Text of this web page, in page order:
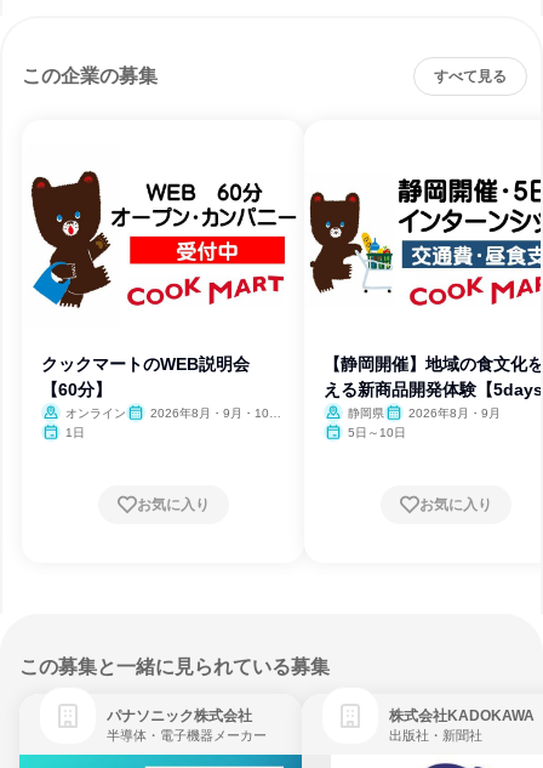
この企業の募集 すべて見る
クックマートのWEB説明会
【60分】
オンライン
2026年8月・9月・10
1日
お気に入り
【静岡開催】地域の食文化
える新商品開発体験【
静岡県
2026年8月・9月
5日～10日
お気に入り
この募集と一緒に見られている募集
パナソニック株式会社
半導体・電子機器メーカー
株式会社KADOKAWA
出版社・新聞社